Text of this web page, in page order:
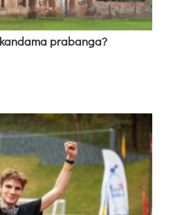
pra­ban­ga?